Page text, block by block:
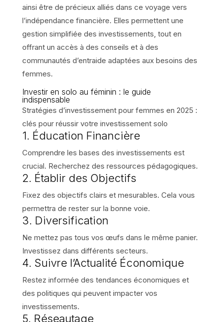
ainsi être de précieux alliés dans ce voyage vers
l’indépendance financière. Elles permettent une
gestion simplifiée des investissements, tout en
offrant un accès à des conseils et à des
communautés d’entraide adaptées aux besoins des
femmes.
Investir en solo au féminin : le guide
indispensable
Stratégies d’investissement pour femmes en 2025 :
clés pour réussir votre investissement solo
1. Éducation Financière
Comprendre les bases des investissements est
crucial. Recherchez des ressources pédagogiques.
2. Établir des Objectifs
Fixez des objectifs clairs et mesurables. Cela vous
permettra de rester sur la bonne voie.
3. Diversification
Ne mettez pas tous vos œufs dans le même panier.
Investissez dans différents secteurs.
4. Suivre l’Actualité Économique
Restez informée des tendances économiques et
des politiques qui peuvent impacter vos
investissements.
5. Réseautage